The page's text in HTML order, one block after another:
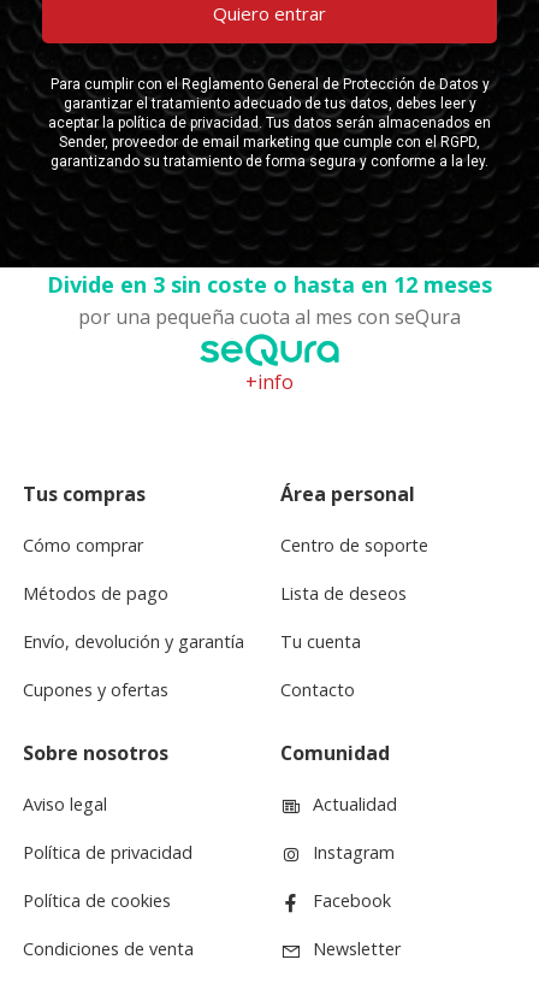
Divide en 3 sin coste o hasta en 12 meses
por una pequeña cuota al mes con seQura
+info
Tus compras
Cómo comprar
Métodos de pago
Envío, devolución y garantía
Cupones y ofertas
Área personal
Centro de soporte
Lista de deseos
Tu cuenta
Contacto
Sobre nosotros
Aviso legal
Política de privacidad
Política de cookies
Condiciones de venta
Comunidad
Actualidad
Instagram
Facebook
Newsletter